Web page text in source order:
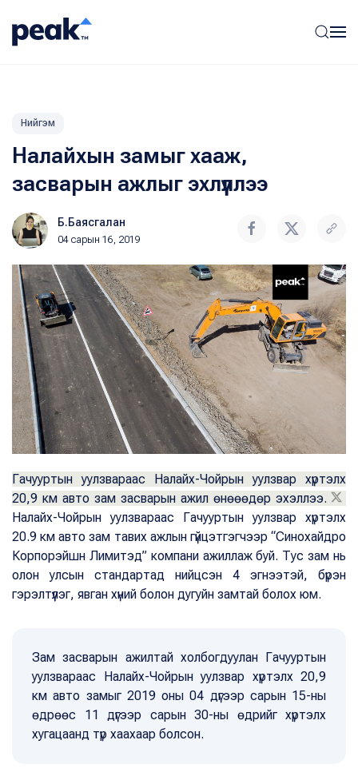
Нийгэм
Налайхын замыг хааж,
засварын ажлыг эхлүүллээ
Б.Баясгалан
04 сарын 16, 2019
Гачууртын уулзвараас Налайх-Чойрын уулзвар хүртэлх
20,9 км авто зам засварын ажил өнөөөдөр эхэллээ.
Налайх-Чойрын уулзвараас Гачууртын уулзвар хүртэлх
20.9 км авто зам тавих ажлын гүйцэтгэгчээр “Синохайдро
Корпорэйшн Лимитэд” компани ажиллаж буй. Тус зам нь
олон улсын стандартад нийцсэн 4 эгнээтэй, бүрэн
гэрэлтүүлэг, явган хүний болон дугуйн замтай болох юм.
Зам засварын ажилтай холбогдуулан Гачууртын
уулзвараас Налайх-Чойрын уулзвар хүртэлх 20,9
км авто замыг 2019 оны 04 дүгээр сарын 15-ны
өдрөөс 11 дүгээр сарын 30-ны өдрийг хүртэлх
хугацаанд түр хаахаар болсон.